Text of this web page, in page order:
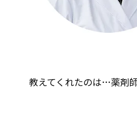
教えてくれたのは…薬剤